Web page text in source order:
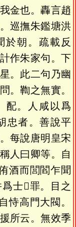
金也。轟言趙
巡撫朱鑑塘洪
於朝。疏載反
作朱家句。下
。此二句乃幽
。鞫之無實。
配。人咸以爲
忠者。善說平
每說唐明皇宋
人曰卿等。自
酒而閭閻乍聞
士𩥶罪。目之
恃高門大閥。
所云。無效季